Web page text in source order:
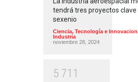
tendrá tres proyectos clave
sexenio
Ciencia, Tecnología e Innovacion
Industria
noviembre 28, 2024
5 71 1